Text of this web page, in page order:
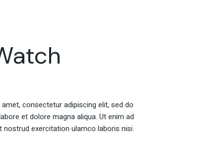
consectetur adipiscing elit, sed do
et dolore magna aliqua. Ut enim ad
nostrud exercitation ulamco laboris nisi.